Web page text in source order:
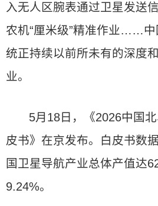
入无人区腕表通过卫星发送
农机“厘米级”精准作业……中
统正持续以前所未有的深度
业。
5月18日，《2026中国
皮书》在京发布。白皮书数
国卫星导航产业总体产值达
9.24%。